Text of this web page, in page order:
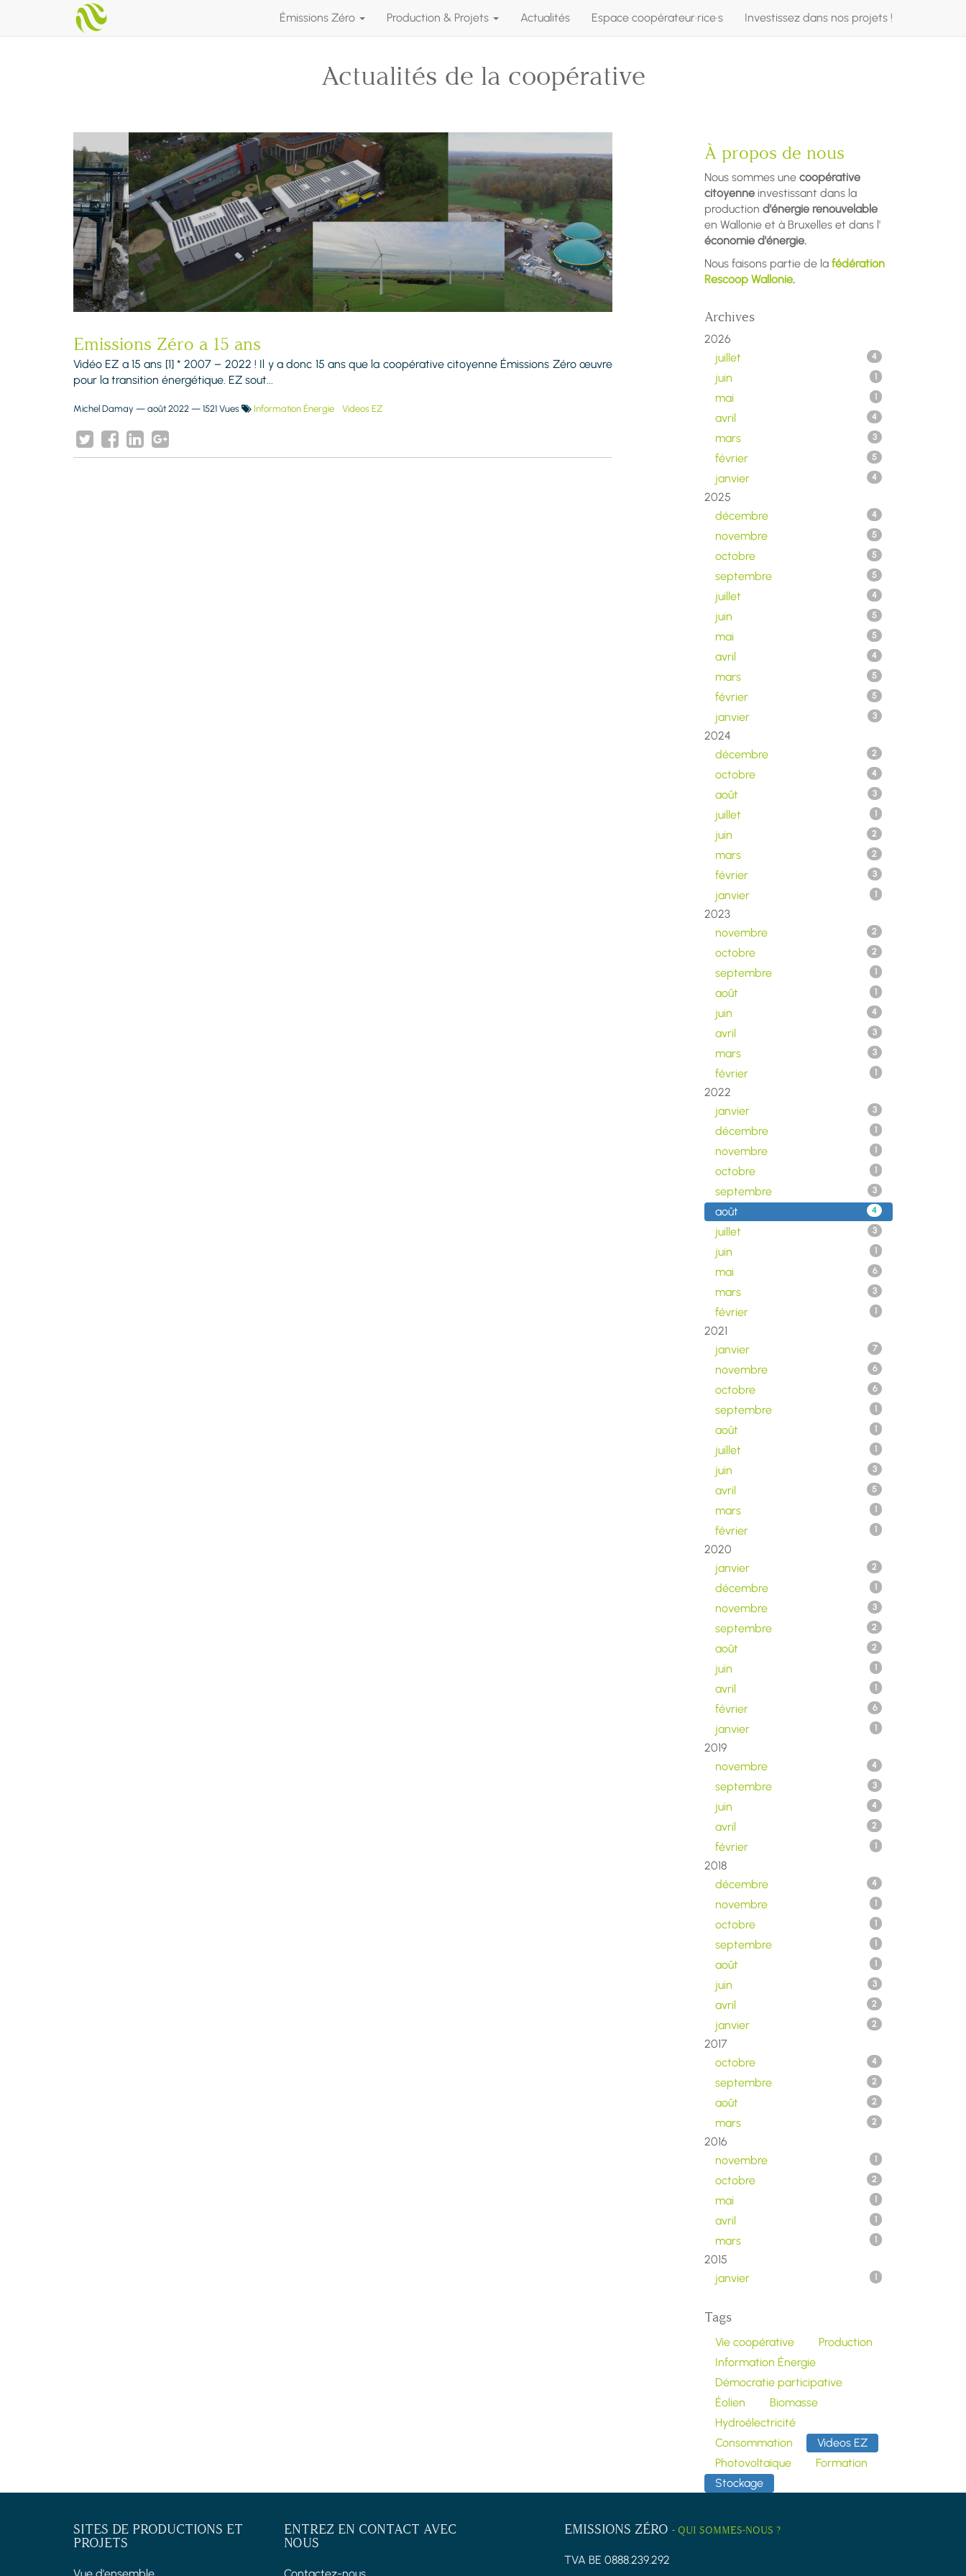
Émissions Zéro Production & Projets Actualités Espace coopérateur·rice·s Investissez dans nos projets !
Actualités de la coopérative
Emissions Zéro a 15 ans
Vidéo EZ a 15 ans [1] * 2007 – 2022 ! Il y a donc 15 ans que la coopérative citoyenne Émissions Zéro œuvre
pour la transition énergétique. EZ sout...
Michel Damay — août 2022 — 1521 Vues Information Énergie Videos EZ
À propos de nous
Nous sommes une coopérative
citoyenne investissant dans la
production d'énergie renouvelable
en Wallonie et à Bruxelles et dans l'
économie d'énergie.
Nous faisons partie de la fédération
Rescoop Wallonie.
Archives
2026
juillet
4
juin 1
mai 1
avril 4
mars 3
février 5
janvier 4
2025
décembre
4
novembre 5
octobre 5
septembre 5
juillet 4
juin 5
mai 5
avril 4
mars 5
février 5
janvier 3
2024
décembre
2
octobre 4
août 3
juillet 1
juin 2
mars 2
février 3
janvier 1
2023
novembre
2
octobre 2
septembre 1
août 1
juin 4
avril 3
mars 3
février 1
2022
janvier
3
décembre 1
novembre 1
octobre 1
septembre 3
août 4
juillet 3
juin 1
mai 6
mars 3
février 1
2021
janvier
7
novembre 6
octobre 6
septembre 1
août 1
juillet 1
juin 3
avril 5
mars 1
février 1
2020
janvier
2
décembre 1
novembre 3
septembre 2
août 2
juin 1
avril 1
février 6
janvier 1
2019
novembre
4
septembre 3
juin 4
avril 2
février 1
2018
décembre
4
novembre 1
octobre 1
septembre 1
août 1
juin 3
avril 2
janvier 2
2017
octobre
4
septembre 2
août 2
mars 2
2016
novembre
1
octobre 2
mai 1
avril 1
mars 1
2015
janvier
1
Tags
Vie coopérative
Production
Information Énergie
Démocratie participative
Éolien
Biomasse
Hydroélectricité
Consommation
Videos EZ
Photovoltaïque
Formation
Stockage
SITES DE PRODUCTIONS ET
PROJETS
ENTREZ EN CONTACT AVEC
NOUS
EMISSIONS ZÉRO - QUI SOMMES-NOUS ?
TVA BE 0888.239.292